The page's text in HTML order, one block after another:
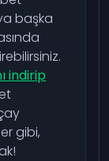
başka
indirip
gibi,